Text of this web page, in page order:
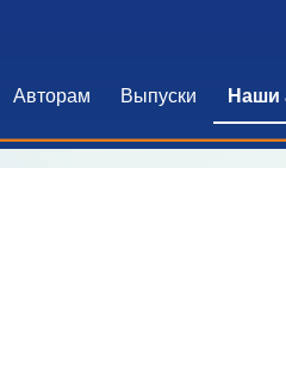
навигация
Авторам Выпуски Наши